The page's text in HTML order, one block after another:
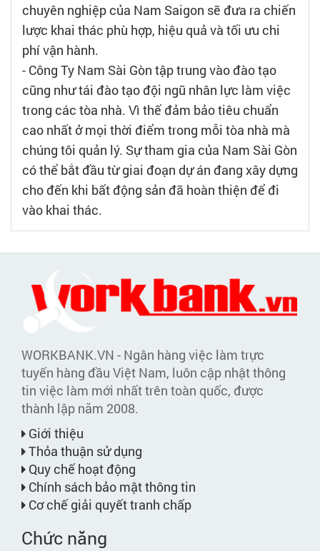
chuyên nghiệp của Nam Saigon sẽ đưa ra chiến
lược khai thác phù hợp, hiệu quả và tối ưu chi
phí vận hành.
- Công Ty Nam Sài Gòn tập trung vào đào tạo
cũng như tái đào tạo đội ngũ nhân lực làm việc
trong các tòa nhà. Vì thế đảm bảo tiêu chuẩn
cao nhất ở mọi thời điểm trong mỗi tòa nhà mà
chúng tôi quản lý. Sự tham gia của Nam Sài Gòn
có thể bắt đầu từ giai đoạn dự án đang xây dựng
cho đến khi bất động sản đã hoàn thiện để đi
vào khai thác.
WORKBANK.VN - Ngân hàng việc làm trực
tuyến hàng đầu Việt Nam, luôn cập nhật thông
tin việc làm mới nhất trên toàn quốc, được
thành lập năm 2008.
Giới thiệu
Thỏa thuận sử dụng
Quy chế hoạt động
Chính sách bảo mật thông tin
Cơ chế giải quyết tranh chấp
Chức năng